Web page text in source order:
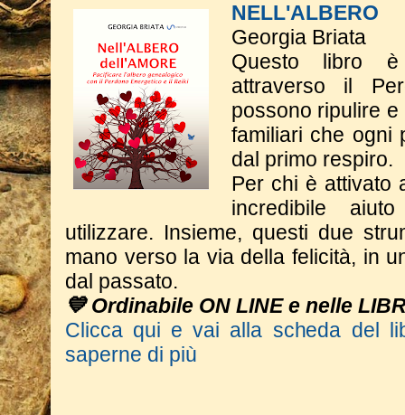
NELL'ALBERO
Georgia Briata
Questo libro
attraverso il
possono ripulire
familiari che ogni
dal primo respiro.
Per chi è attivato
incredibile
utilizzare. Insieme, questi due
mano verso la via della felicità, in
dal passato.
💙 Ordinabile ON LINE e nelle
Clicca qui e vai alla scheda del
saperne di più